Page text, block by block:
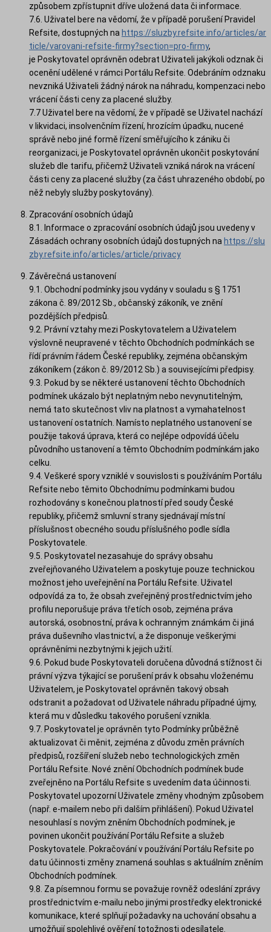
způsobem zpřístupnit dříve uložená data či informace.
7.6. Uživatel bere na vědomí, že v případě porušení Pravidel
Refsite, dostupných na https://sluzby.refsite.info/articles/ar
ticle/varovani-refsite-firmy?section=pro-firmy,
je Poskytovatel oprávněn odebrat Uživateli jakýkoli odznak či
ocenění udělené v rámci Portálu Refsite. Odebráním odznaku
nevzniká Uživateli žádný nárok na náhradu, kompenzaci nebo
vrácení části ceny za placené služby.
7.7 Uživatel bere na vědomí, že v případě se Uživatel nachází
v likvidaci, insolvenčním řízení, hrozícím úpadku, nucené
správě nebo jiné formě řízení směřujícího k zániku či
reorganizaci, je Poskytovatel oprávněn ukončit poskytování
služeb dle tarifu, přičemž Uživateli vzniká nárok na vrácení
části ceny za placené služby (za část uhrazeného období, po
něž nebyly služby poskytovány).
Zpracování osobních údajů
8.1. Informace o zpracování osobních údajů jsou uvedeny v
Zásadách ochrany osobních údajů dostupných na https://slu
zby.refsite.info/articles/article/privacy
Závěrečná ustanovení
9.1. Obchodní podmínky jsou vydány v souladu s § 1751
zákona č. 89/2012 Sb., občanský zákoník, ve znění
pozdějších předpisů.
9.2. Právní vztahy mezi Poskytovatelem a Uživatelem
výslovně neupravené v těchto Obchodních podmínkách se
řídí právním řádem České republiky, zejména občanským
zákoníkem (zákon č. 89/2012 Sb.) a souvisejícími předpisy.
9.3. Pokud by se některé ustanovení těchto Obchodních
podmínek ukázalo být neplatným nebo nevynutitelným,
nemá tato skutečnost vliv na platnost a vymahatelnost
ustanovení ostatních. Namísto neplatného ustanovení se
použije taková úprava, která co nejlépe odpovídá účelu
původního ustanovení a těmto Obchodním podmínkám jako
celku.
9.4. Veškeré spory vzniklé v souvislosti s používáním Portálu
Refsite nebo těmito Obchodnímu podmínkami budou
rozhodovány s konečnou platností před soudy České
republiky, přičemž smluvní strany sjednávají místní
příslušnost obecného soudu příslušného podle sídla
Poskytovatele.
9.5. Poskytovatel nezasahuje do správy obsahu
zveřejňovaného Uživatelem a poskytuje pouze technickou
možnost jeho uveřejnění na Portálu Refsite. Uživatel
odpovídá za to, že obsah zveřejněný prostřednictvím jeho
profilu neporušuje práva třetích osob, zejména práva
autorská, osobnostní, práva k ochranným známkám či jiná
práva duševního vlastnictví, a že disponuje veškerými
oprávněními nezbytnými k jejich užití.
9.6. Pokud bude Poskytovateli doručena důvodná stížnost či
právní výzva týkající se porušení práv k obsahu vloženému
Uživatelem, je Poskytovatel oprávněn takový obsah
odstranit a požadovat od Uživatele náhradu případné újmy,
která mu v důsledku takového porušení vznikla.
9.7. Poskytovatel je oprávněn tyto Podmínky průběžně
aktualizovat či měnit, zejména z důvodu změn právních
předpisů, rozšíření služeb nebo technologických změn
Portálu Refsite. Nové znění Obchodních podmínek bude
zveřejněno na Portálu Refsite s uvedením data účinnosti.
Poskytovatel upozorní Uživatele změny vhodným způsobem
(např. e-mailem nebo při dalším přihlášení). Pokud Uživatel
nesouhlasí s novým zněním Obchodních podmínek, je
povinen ukončit používání Portálu Refsite a služeb
Poskytovatele. Pokračování v používání Portálu Refsite po
datu účinnosti změny znamená souhlas s aktuálním zněním
Obchodních podmínek.
9.8. Za písemnou formu se považuje rovněž odeslání zprávy
prostřednictvím e-mailu nebo jinými prostředky elektronické
komunikace, které splňují požadavky na uchování obsahu a
umožňují spolehlivé ověření totožnosti odesílatele.